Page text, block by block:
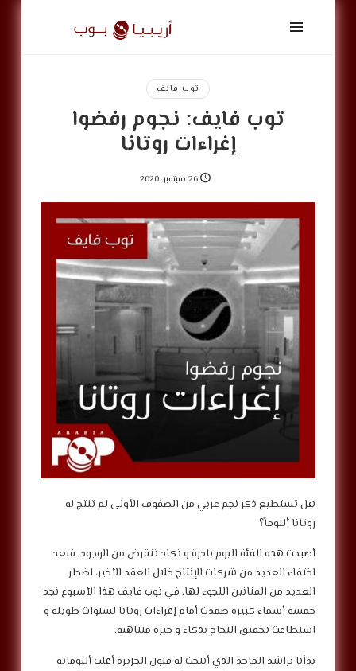
أريبيا
بوب
ArabiaPopتوب فايف
توب فايف: نجوم رفضوا
إغراءات روتانا
26 سبتمبر, 2020
هل تستطيع ذكر نجم عربي من الصفوف الأولى لم تنتج له
روتانا ألبوماً؟
أصبحت هذه الفئة اليوم نادرة و تكاد تنقرض من الوجود، فبعد
اختفاء العديد من شركات الإنتاج خلال العقد الأخير، اضطر
العديد من الفنانين اللجوء لها. في توب فايف هذا الأسبوع نجد
خمسة أسماء كبيرة صمدت أمام إغراءات روتانا لسنوات طويلة و
استطاعت تحقيق النجاح بذكاء و خبرة متناهية.
بدأنا براشد الماجد الذي أنتجت له فنون الجزيرة أغلب ألبوماته